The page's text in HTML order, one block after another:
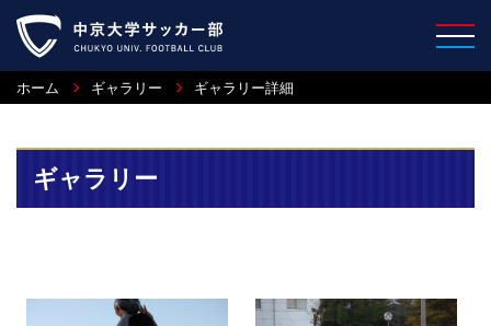
ホーム ギャラリー ギャラリー詳細
ギャラリー